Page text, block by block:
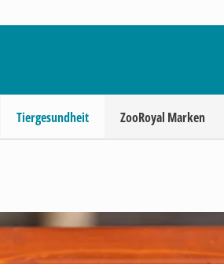
Tiergesundheit ZooRoyal Marken